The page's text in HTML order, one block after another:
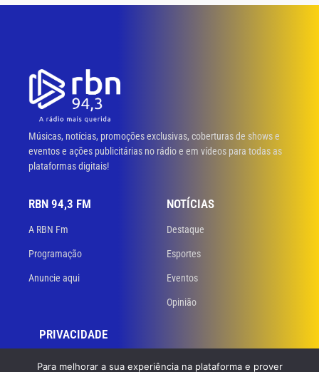
Músicas, notícias, promoções exclusivas, coberturas de shows e
eventos e ações publicitárias no rádio e em vídeos para todas as
plataformas digitais!
RBN 94,3 FM
A RBN Fm
Programação
Anuncie aqui
NOTÍCIAS
Destaque
Esportes
Eventos
Opinião
PRIVACIDADE
Políticas de privacidade
Para melhorar a sua experiência na plataforma e prover